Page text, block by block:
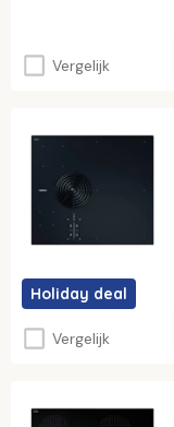
Vergelijk
Holiday deal
Vergelijk